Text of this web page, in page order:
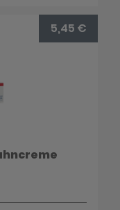
5,45 €